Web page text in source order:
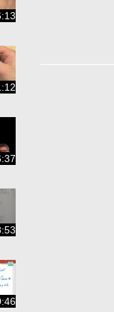
6:13
1:12
6:37
8:53
10:46